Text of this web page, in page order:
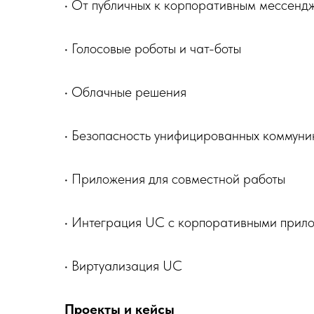
• От публичных к корпоративным
• Голосовые роботы и чат-боты
• Облачные решения
• Безопасность унифицированных
• Приложения для совместной работы
• Интеграция UC с корпоративными
• Виртуализация UC
Проекты и кейсы